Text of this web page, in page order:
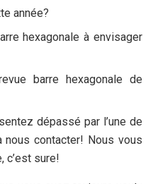
année?
hexagonale à envisager
barre hexagonale de
dépassé par l’une de
nous contacter! Nous vous
c’est sure!